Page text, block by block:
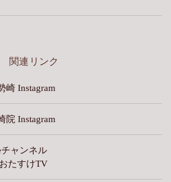
関連リンク
崎 Instagram
院 Instagram
チャンネル
たすけTV